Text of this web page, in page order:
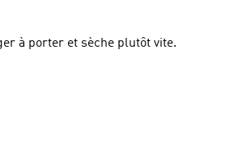
à porter et sèche plutôt vite.